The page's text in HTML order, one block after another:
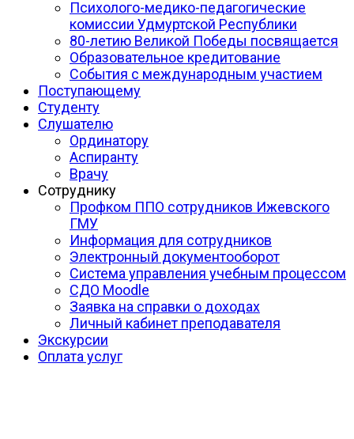
Психолого-медико-педагогические
комиссии Удмуртской Республики
80-летию Великой Победы посвящается
Образовательное кредитование
События с международным участием
Поступающему
Студенту
Слушателю
Ординатору
Аспиранту
Врачу
Сотруднику
Профком ППО сотрудников Ижевского
ГМУ
Информация для сотрудников
Электронный документооборот
Система управления учебным процессом
СДО Moodle
Заявка на справки о доходах
Личный кабинет преподавателя
Экскурсии
Оплата услуг